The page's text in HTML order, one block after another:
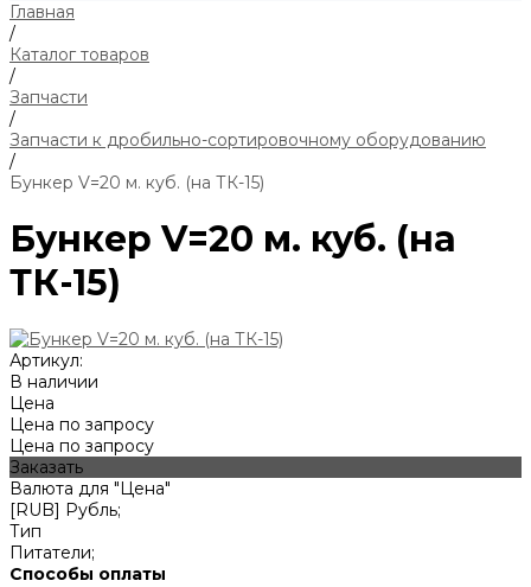
Главная
/
Каталог товаров
/
Запчасти
/
Запчасти к дробильно-сортировочному оборудованию
/
Бункер V=20 м. куб. (на ТК-15)
Бункер V=20 м. куб. (на
ТК-15)
Артикул:
В наличии
Цена
Цена по запросу
Цена по запросу
Заказать
Валюта для "Цена"
[RUB] Рубль;
Тип
Питатели;
Способы оплаты